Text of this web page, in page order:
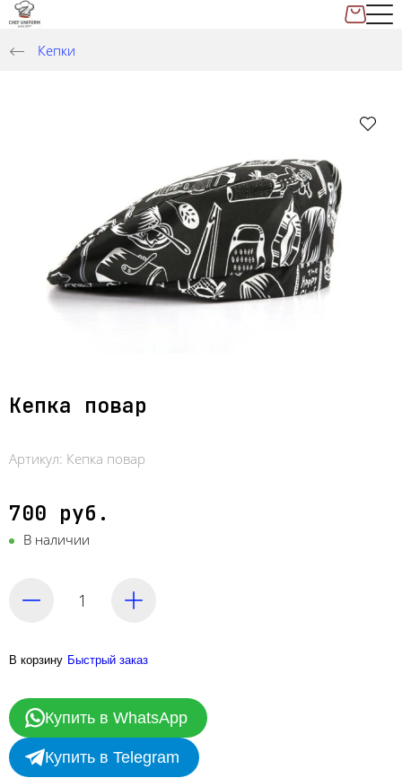
Кепки
Кепка повар
Артикул: Кепка повар
700 руб.
В наличии
В корзину Быстрый заказ
Купить в WhatsApp
Купить в Telegram